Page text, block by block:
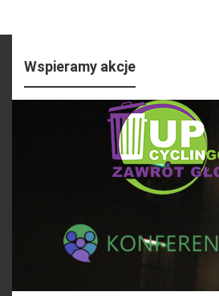
Wspieramy akcje